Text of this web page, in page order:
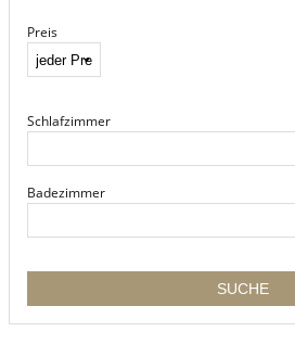
Preis
Schlafzimmer
Badezimmer